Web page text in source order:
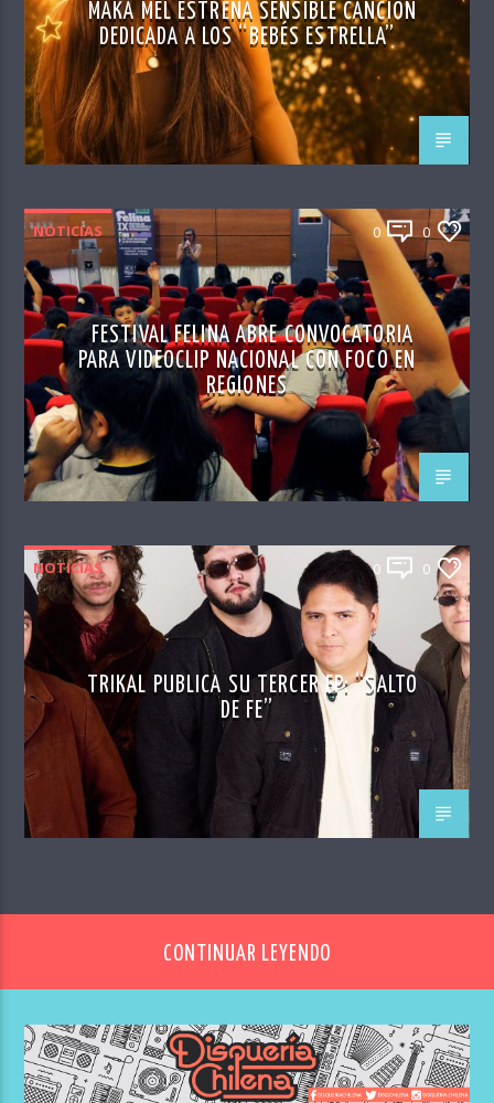
MAKA MEL ESTRENA SENSIBLE CANCIÓN
DEDICADA A LOS “BEBÉS ESTRELLA”
NOTICIAS 0 0
FESTIVAL FELINA ABRE CONVOCATORIA
PARA VIDEOCLIP NACIONAL CON FOCO EN
REGIONES
NOTICIAS 0 0
TRIKAL PUBLICA SU TERCER EP: “SALTO
DE FE”
CONTINUAR LEYENDO